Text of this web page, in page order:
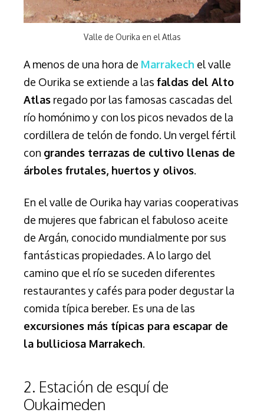
Valle de Ourika en el Atlas
A menos de una hora de Marrakech el valle
de Ourika se extiende a las faldas del Alto
Atlas regado por las famosas cascadas del
río homónimo y con los picos nevados de la
cordillera de telón de fondo. Un vergel fértil
con grandes terrazas de cultivo llenas de
árboles frutales, huertos y olivos.
En el valle de Ourika hay varias cooperativas
de mujeres que fabrican el fabuloso aceite
de Argán, conocido mundialmente por sus
fantásticas propiedades. A lo largo del
camino que el río se suceden diferentes
restaurantes y cafés para poder degustar la
comida típica bereber. Es una de las
excursiones más típicas para escapar de
la bulliciosa Marrakech.
2. Estación de esquí de
Oukaimeden